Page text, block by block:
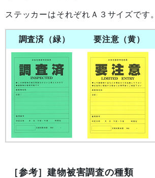
ステッカーはそれぞれＡ３サイズです。
調査済（緑） 要注意（黄）
［参考］建物被害調査の種類